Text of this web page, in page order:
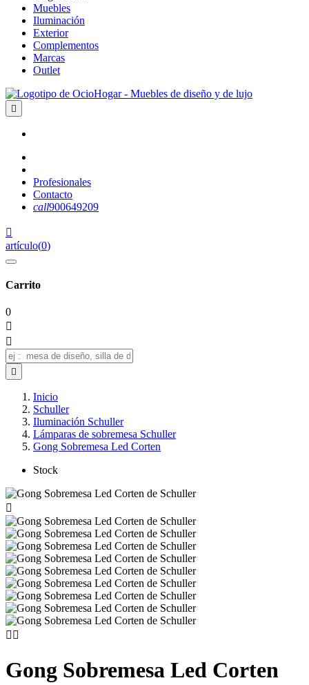
Muebles
Iluminación
Exterior
Complementos
Marcas
Outlet

Profesionales
Contacto
call900649209

artículo(0)
Carrito
0



Inicio
Schuller
Iluminación Schuller
Lámparas de sobremesa Schuller
Gong Sobremesa Led Corten
Stock

 
Gong Sobremesa Led Corten